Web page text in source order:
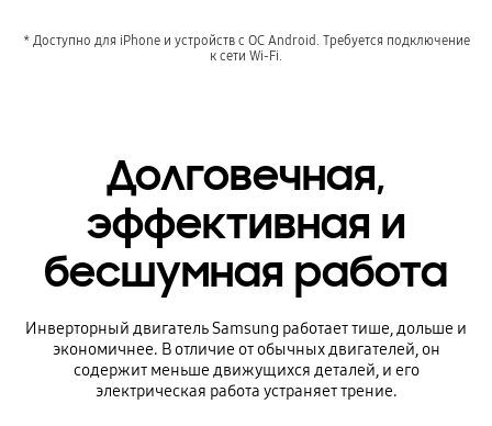
* Доступно для iPhone и устройств с ОС Android. Требуется подключение
к сети Wi-Fi.
Долговечная,
эффективная и
бесшумная работа
Инверторный двигатель Samsung работает тише, дольше и
экономичнее. В отличие от обычных двигателей, он
содержит меньше движущихся деталей, и его
электрическая работа устраняет трение.